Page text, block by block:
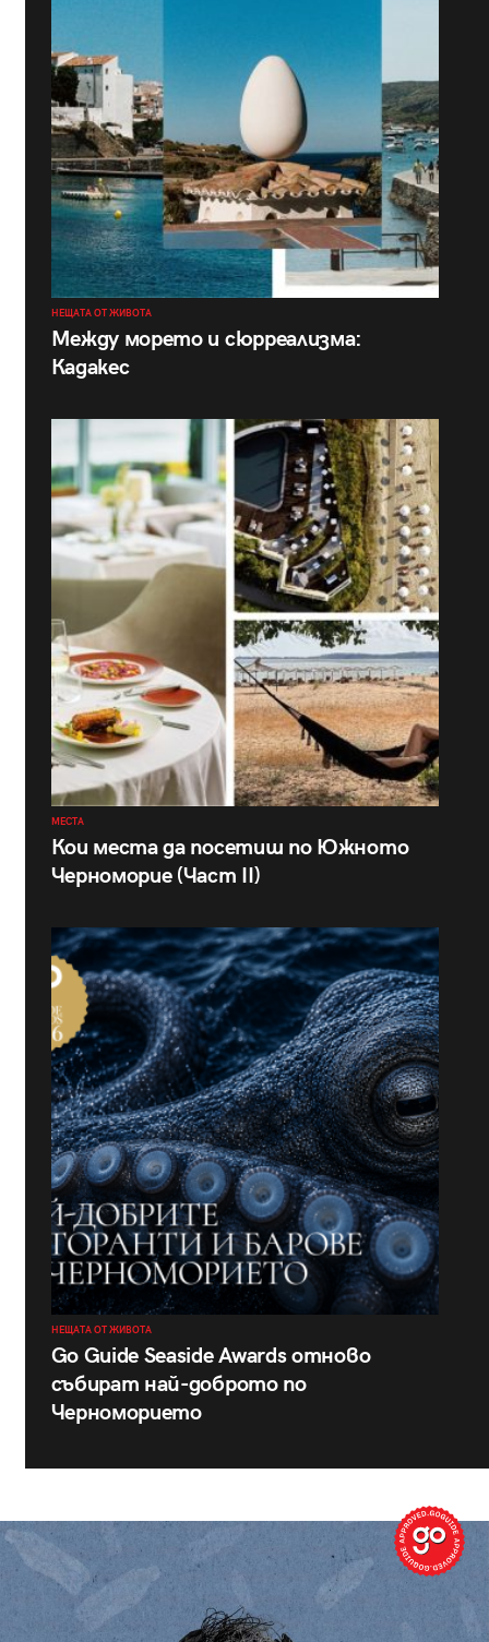
НЕЩАТА ОТ ЖИВОТА
Между морето и сюрреализма:
Кадакес
МЕСТА
Кои места да посетиш по Южното
Черноморие (Част II)
НЕЩАТА ОТ ЖИВОТА
Go Guide Seaside Awards отново
събират най-доброто по
Черноморието